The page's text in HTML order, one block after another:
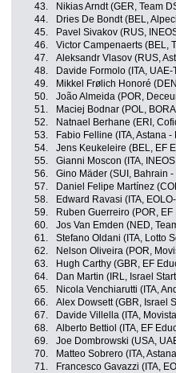
43.
Nikias Arndt (GER, Team
44.
Dries De Bondt (BEL,
45.
Pavel Sivakov (RUS,
46.
Victor Campenaerts (BEL,
47.
Aleksandr Vlasov (RUS,
48.
Davide Formolo (ITA,
49.
Mikkel Frølich Honoré
50.
João Almeida (POR,
51.
Maciej Bodnar (POL,
52.
Natnael Berhane (ERI,
53.
Fabio Felline (ITA, Astana -
54.
Jens Keukeleire (BEL, EF
55.
Gianni Moscon (ITA,
56.
Gino Mäder (SUI, Bahrain
57.
Daniel Felipe Martínez
58.
Edward Ravasi (ITA,
59.
Ruben Guerreiro (POR,
60.
Jos Van Emden (NED,
61.
Stefano Oldani (ITA, Lotto
62.
Nelson Oliveira (POR,
63.
Hugh Carthy (GBR, EF
64.
Dan Martin (IRL, Israel
65.
Nicola Venchiarutti (ITA,
66.
Alex Dowsett (GBR, Israel
67.
Davide Villella (ITA,
68.
Alberto Bettiol (ITA, EF
69.
Joe Dombrowski (USA,
70.
Matteo Sobrero (ITA,
71.
Francesco Gavazzi (ITA,